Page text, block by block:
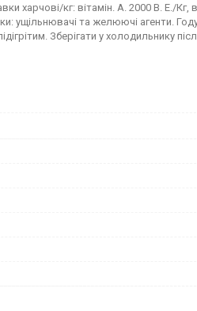
харчові/кг: вітамін. А. 2000 В. Е./Кг,
ущільнювачі та желюючі агенти.
Зберігати у холодильнику